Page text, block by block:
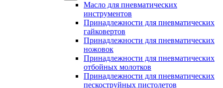
Масло для пневматических
инструментов
Принадлежности для пневматических
гайковертов
Принадлежности для пневматических
ножовок
Принадлежности для пневматических
отбойных молотков
Принадлежности для пневматических
пескоструйных пистолетов